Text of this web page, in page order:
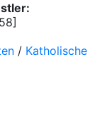
/ Katholische